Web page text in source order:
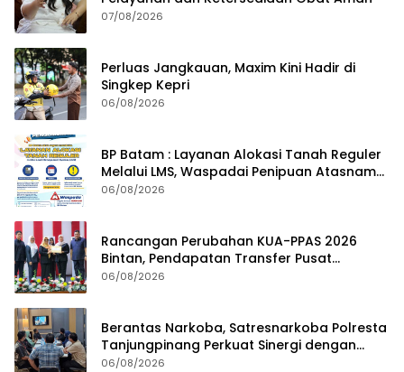
07/08/2026
Perluas Jangkauan, Maxim Kini Hadir di
Singkep Kepri
06/08/2026
BP Batam : Layanan Alokasi Tanah Reguler
Melalui LMS, Waspadai Penipuan Atasnama
Institusi
06/08/2026
Rancangan Perubahan KUA-PPAS 2026
Bintan, Pendapatan Transfer Pusat
Diproyeksi Naik Rp1,41 Miliar
06/08/2026
Berantas Narkoba, Satresnarkoba Polresta
Tanjungpinang Perkuat Sinergi dengan
Jasa Ekspedisi
06/08/2026